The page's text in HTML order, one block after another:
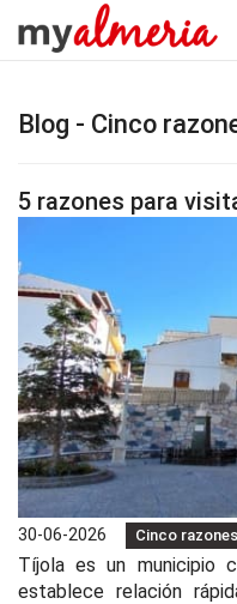
Blog - Cinco
5 razones para
30-06-2026 Cinco razones
Tíjola es un municipio
establece relación